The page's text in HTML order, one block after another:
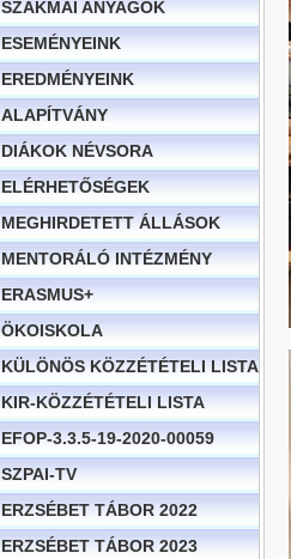
SZAKMAI ANYAGOK
ESEMÉNYEINK
EREDMÉNYEINK
ALAPÍTVÁNY
DIÁKOK NÉVSORA
ELÉRHETŐSÉGEK
MEGHIRDETETT ÁLLÁSOK
MENTORÁLÓ INTÉZMÉNY
ERASMUS+
ÖKOISKOLA
KÜLÖNÖS KÖZZÉTÉTELI LISTA
KIR-KÖZZÉTÉTELI LISTA
EFOP-3.3.5-19-2020-00059
SZPAI-TV
ERZSÉBET TÁBOR 2022
ERZSÉBET TÁBOR 2023